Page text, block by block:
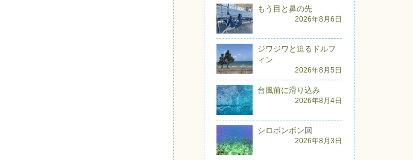
もう目と鼻の先
2026年8月6日
ジワジワと迫るドルフ
ィン
2026年8月5日
台風前に滑り込み
2026年8月4日
シロボンボン回
2026年8月3日